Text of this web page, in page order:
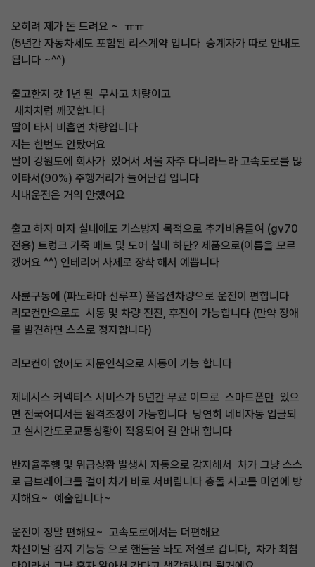
오히려 제가 돈 드려요 ~ ㅠㅠ
(5년간 자동차세도 포함된 리스계약 입니다 승계자가 따로 안내도
됩니다 ~^^)
출고한지 갓 1년 된 무사고 차량이고
새차처럼 깨끗합니다
딸이 타서 비흡연 차량입니다
저는 한번도 안탔어요
딸이 강원도에 회사가 있어서 서울 자주 다니라느라 고속도로를 많
이타서(90%) 주행거리가 늘어난겁 입니다
시내운전은 거의 안했어요
출고 하자 마자 실내에도 기스방지 목적으로 추가비용들여 (gv70
전용) 트렁크 가죽 매트 및 도어 실내 하단? 제품으로(이름을 모르
겠어요 ^^) 인테리어 사제로 장착 해서 예쁩니다
사륜구동에 (파노라마 선루프) 풀옵션차량으로 운전이 편합니다
리모컨만으로도 시동 및 차량 전진, 후진이 가능합니다 (만약 장애
물 발견하면 스스로 정지합니다)
리모컨이 없어도 지문인식으로 시동이 가능 합니다
제네시스 커넥티스 서비스가 5년간 무료 이므로 스마트폰만 있으
면 전국어디서든 원격조정이 가능합니다 당연히 네비자동 업글되
고 실시간도로교통상황이 적용되어 길 안내 합니다
반자율주행 및 위급상황 발생시 자동으로 감지해서 차가 그냥 스스
로 급브레이크를 걸어 차가 바로 서버립니다 충돌 사고를 미연에 방
지해요~ 예술입니다~
운전이 정말 편해요~ 고속도로에서는 더편해요
차선이탈 감지 기능등 으로 핸들을 놔도 저절로 갑니다, 차가 최첨